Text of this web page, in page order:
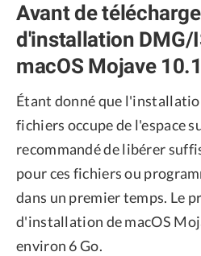
Avant de
d'installation DMG/
macOS Mojave
Étant donné que
fichiers occupe de l'espace
recommandé de libérer
pour ces fichiers ou
dans un premier temps. Le
d'installation de macOS
environ 6 Go.